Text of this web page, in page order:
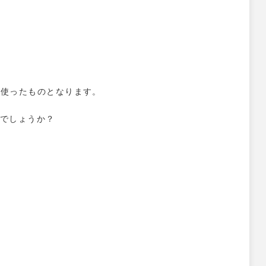
ったものとなります。
しょうか？